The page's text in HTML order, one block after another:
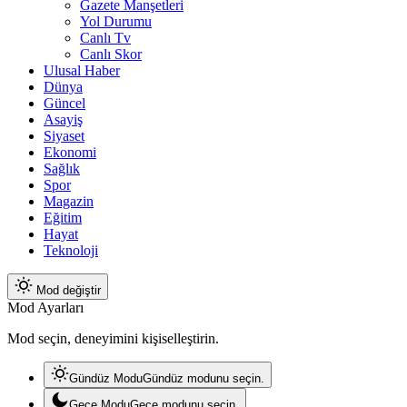
Gazete Manşetleri
Yol Durumu
Canlı Tv
Canlı Skor
Ulusal Haber
Dünya
Güncel
Asayiş
Siyaset
Ekonomi
Sağlık
Spor
Magazin
Eğitim
Hayat
Teknoloji
Mod değiştir
Mod Ayarları
Mod seçin, deneyimini kişiselleştirin.
Gündüz ModuGündüz modunu seçin.